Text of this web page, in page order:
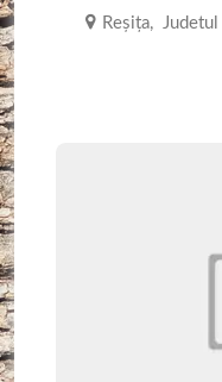
Reşiţa, Judetul